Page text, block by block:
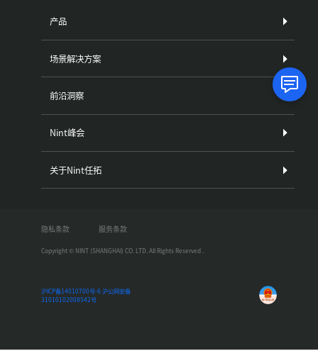
产品
场景解决方案
前沿洞察
Nint峰会
关于Nint任拓
Copyright © NINT (SHANGHAI) CO. LTD. All Rights Reserved .
沪ICP备14010700号-6 沪公网安备
31010102008542号
隐私条款 服务条款